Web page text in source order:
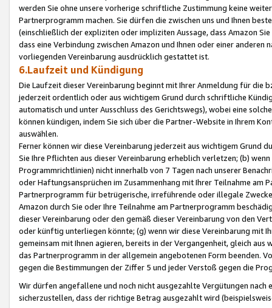
werden Sie ohne unsere vorherige schriftliche Zustimmung keine
Partnerprogramm machen. Sie dürfen die zwischen uns und Ihnen
(einschließlich der expliziten oder impliziten Aussage, dass Amazon
dass eine Verbindung zwischen Amazon und Ihnen oder einer
vorliegenden Vereinbarung ausdrücklich gestattet ist.
6.Laufzeit und Kündigung
Die Laufzeit dieser Vereinbarung beginnt mit Ihrer Anmeldung für die
jederzeit ordentlich oder aus wichtigem Grund durch schriftliche
automatisch und unter Ausschluss des Gerichtswegs), wobei eine
können kündigen, indem Sie sich über die Partner-Website in Ihrem
auswählen.
Ferner können wir diese Vereinbarung jederzeit aus wichtigem Grund
Sie Ihre Pflichten aus dieser Vereinbarung erheblich verletzen; (b)
Programmrichtlinien) nicht innerhalb von 7 Tagen nach unserer
oder Haftungsansprüchen im Zusammenhang mit Ihrer Teilnahme am
Partnerprogramm für betrügerische, irreführende oder illegale
Amazon durch Sie oder Ihre Teilnahme am Partnerprogramm
dieser Vereinbarung oder den gemäß dieser Vereinbarung von den
oder künftig unterliegen könnte; (g) wenn wir diese Vereinbarung mit
gemeinsam mit Ihnen agieren, bereits in der Vergangenheit, gleich
das Partnerprogramm in der allgemein angebotenen Form beenden.
gegen die Bestimmungen der Ziffer 5 und jeder Verstoß gegen die
Wir dürfen angefallene und noch nicht ausgezahlte Vergütungen
sicherzustellen, dass der richtige Betrag ausgezahlt wird